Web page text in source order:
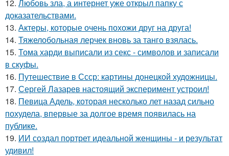
12. Любовь зла, а интернет уже открыл папку с
доказательствами.
13. Актеры, которые очень похожи друг на друга!
14. Тяжелобольная лерчек вновь за танго взялась.
15. Тома харди выписали из секс - символов и записали
в скуфы.
16. Путешествие в Ссср: картины донецкой художницы.
17. Сергей Лазарев настоящий эксперимент устроил!
18. Певица Адель, которая несколько лет назад сильно
похудела, впервые за долгое время появилась на
публике.
19. ИИ создал портрет идеальной женщины - и результат
удивил!